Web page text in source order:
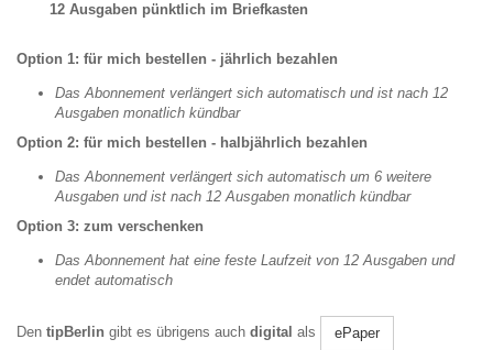
12 Ausgaben pünktlich im Briefkasten
Option 1: für mich bestellen - jährlich bezahlen
Das Abonnement verlängert sich automatisch und ist nach 12
Ausgaben monatlich kündbar
Option 2: für mich bestellen - halbjährlich bezahlen
Das Abonnement verlängert sich automatisch um 6 weitere
Ausgaben und ist nach 12 Ausgaben monatlich kündbar
Option 3: zum verschenken
Das Abonnement hat eine feste Laufzeit von 12 Ausgaben und
endet automatisch
Den tipBerlin gibt es übrigens auch digital als ePaper